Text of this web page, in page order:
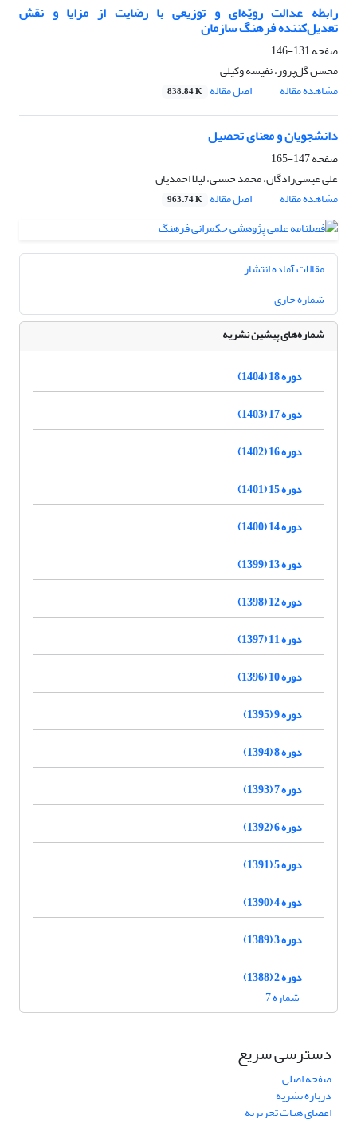
رابطه عدالت رویّه‌ای و توزیعی با رضایت از مزایا و نقش
تعدیل‌کننده فرهنگ سازمان
صفحه131-146
محسن گل‌پرور، نفیسه وکیلی
مشاهده مقاله
اصل مقاله 838.84 K
دانشجویان و معنای تحصیل
صفحه147-165
علی عیسی‌زادگان، محمد حسنی، لیلا احمدیان
مشاهده مقاله
اصل مقاله 963.74 K
مقالات آماده انتشار
شماره جاری
شماره‌های پیشین نشریه
دوره 18 (1404)
دوره 17 (1403)
دوره 16 (1402)
دوره 15 (1401)
دوره 14 (1400)
دوره 13 (1399)
دوره 12 (1398)
دوره 11 (1397)
دوره 10 (1396)
دوره 9 (1395)
دوره 8 (1394)
دوره 7 (1393)
دوره 6 (1392)
دوره 5 (1391)
دوره 4 (1390)
دوره 3 (1389)
دوره 2 (1388)
شماره 7
دسترسی سریع
صفحه اصلی
درباره نشریه
اعضای هیات تحریریه